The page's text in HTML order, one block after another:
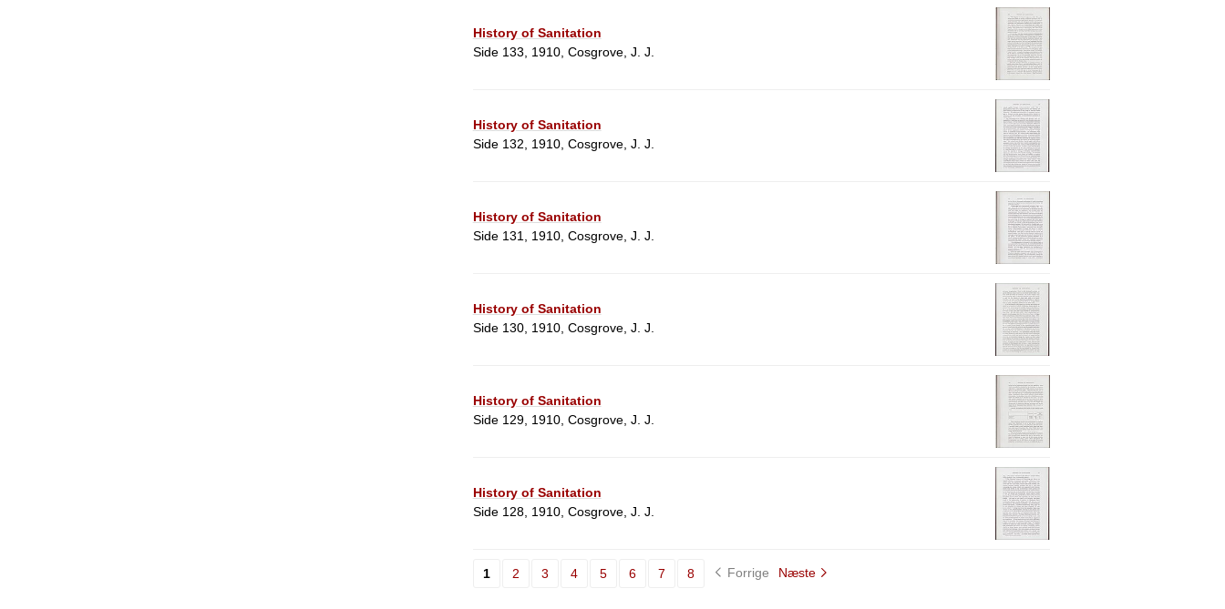
History of Sanitation
Side 133, 1910, Cosgrove, J. J.
History of Sanitation
Side 132, 1910, Cosgrove, J. J.
History of Sanitation
Side 131, 1910, Cosgrove, J. J.
History of Sanitation
Side 130, 1910, Cosgrove, J. J.
History of Sanitation
Side 129, 1910, Cosgrove, J. J.
History of Sanitation
Side 128, 1910, Cosgrove, J. J.
1 2 3 4 5 6 7 8 Forrige Næste